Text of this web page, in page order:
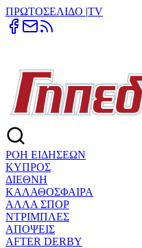
ΠΡΩΤΟΣΕΛΙΔΟ |TV
ΡΟΗ ΕΙΔΗΣΕΩΝ
ΚΥΠΡΟΣ
ΔΙΕΘΝΗ
ΚΑΛΑΘΟΣΦΑΙΡΑ
ΑΛΛΑ ΣΠΟΡ
ΝΤΡΙΜΠΛΕΣ
ΑΠΟΨΕΙΣ
AFTER DERBY